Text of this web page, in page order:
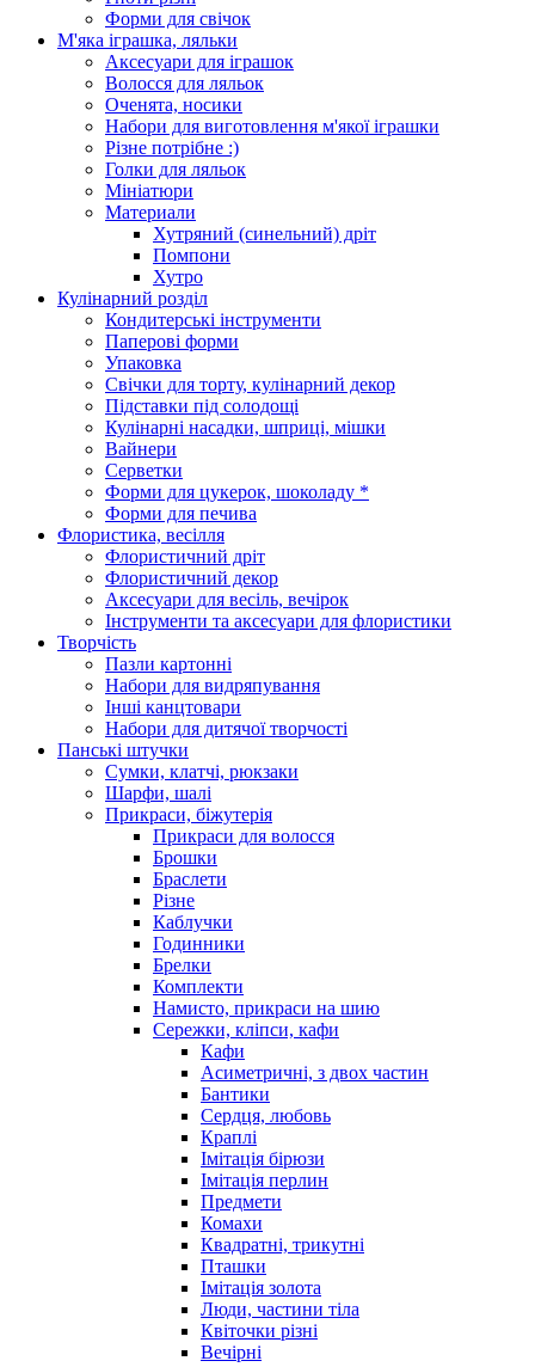
Форми для свічок
М'яка іграшка, ляльки
Аксесуари для іграшок
Волосся для ляльок
Оченята, носики
Набори для виготовлення м'якої іграшки
Різне потрібне :)
Голки для ляльок
Мініатюри
Материали
Хутряний (синельний) дріт
Помпони
Хутро
Кулінарний розділ
Кондитерські інструменти
Паперові форми
Упаковка
Свічки для торту, кулінарний декор
Підставки під солодощі
Кулінарні насадки, шприці, мішки
Вайнери
Серветки
Форми для цукерок, шоколаду *
Форми для печива
Флористика, весілля
Флористичний дріт
Флористичний декор
Аксесуари для весіль, вечірок
Інструменти та аксесуари для флористики
Творчість
Пазли картонні
Набори для видряпування
Інші канцтовари
Набори для дитячої творчості
Панські штучки
Сумки, клатчі, рюкзаки
Шарфи, шалі
Прикраси, біжутерія
Прикраси для волосся
Брошки
Браслети
Різне
Каблучки
Годинники
Брелки
Комплекти
Намисто, прикраси на шию
Сережки, кліпси, кафи
Кафи
Асиметричні, з двох частин
Бантики
Сердця, любовь
Краплі
Імітація бірюзи
Імітація перлин
Предмети
Комахи
Квадратні, трикутні
Пташки
Імітація золота
Люди, частини тіла
Квіточки різні
Вечірні